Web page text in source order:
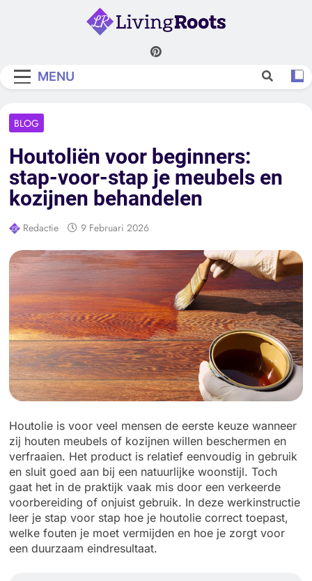
Living Roots
MENU
BLOG
Houtoliën voor beginners:
stap-voor-stap je meubels en
kozijnen behandelen
Redactie 9 Februari 2026
Houtolie is voor veel mensen de eerste keuze wanneer
zij houten meubels of kozijnen willen beschermen en
verfraaien. Het product is relatief eenvoudig in gebruik
en sluit goed aan bij een natuurlijke woonstijl. Toch
gaat het in de praktijk vaak mis door een verkeerde
voorbereiding of onjuist gebruik. In deze werkinstructie
leer je stap voor stap hoe je houtolie correct toepast,
welke fouten je moet vermijden en hoe je zorgt voor
een duurzaam eindresultaat.